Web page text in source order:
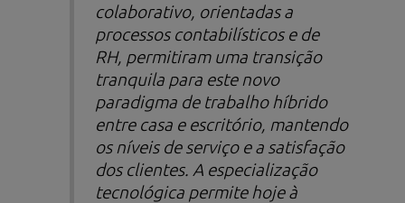
colaborativo, orientadas a
processos contabilísticos e de
RH, permitiram uma transição
tranquila para este novo
paradigma de trabalho híbrido
entre casa e escritório, mantendo
os níveis de serviço e a satisfação
dos clientes. A especialização
tecnológica permite hoje à